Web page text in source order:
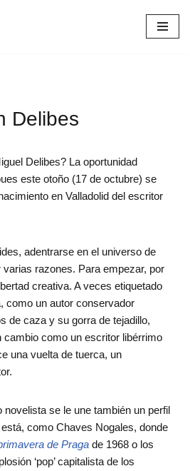
Delibes
Delibes? La oportunidad
este otoño (17 de octubre) se
en Valladolid del escritor
adentrarse en el universo de
varias razones. Para empezar, por
creativa. A veces etiquetado
como un autor conservador
de caza y su gorra de tejadillo,
cambio como un escritor libérrimo
una vuelta de tuerca, un
se le une también un perfil
como Chaves Nogales, donde
de Praga de 1968 o los
‘pop’ capitalista de los